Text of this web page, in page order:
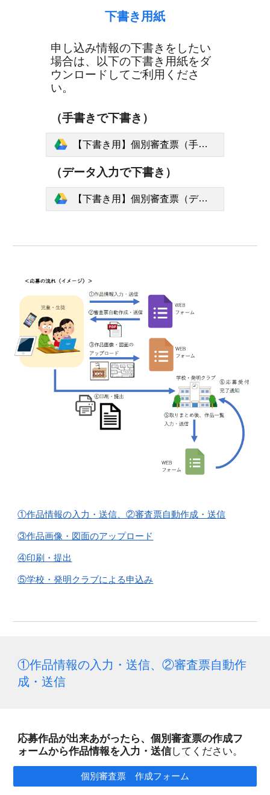
下書き用紙
申し込み情報の下書きをしたい
場合は、以下の下書き用紙をダ
ウンロードしてご利用くださ
い。
（手書きで下書き）
【下書き用】個別審査票（手書き）.pdf
（データ入力で下書き ）
【下書き用】個別審査票（データ入力）.pdf
①作品情報の入力・送信、②審査票自動作成・送信
③作品画像・図面のアップロード
④印刷・提出
⑤学校・発明クラブによる申込み
①作品情報の入力・送信、②審査票自動作
成・送信
応募作品が出来あがったら、個別審査票の作成フ
ォームから作品情報を入力・送信してください。
個別審査票 作成フォーム